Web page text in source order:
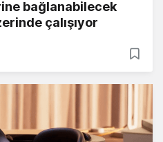
bağlanabilecek
çalışıyor